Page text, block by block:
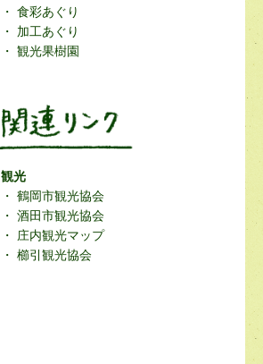
食彩あぐり
加工あぐり
観光果樹園
観光
鶴岡市観光協会
酒田市観光協会
庄内観光マップ
櫛引観光協会